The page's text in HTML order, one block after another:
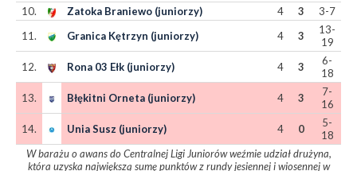
10.
Zatoka Braniewo (juniorzy) 4 3
3-7
11.
Granica Kętrzyn (juniorzy) 4 3
13-
19
12.
Rona 03 Ełk (juniorzy) 4 3
6-
18
13.
Błękitni Orneta (juniorzy) 4 3
7-
16
14.
Unia Susz (juniorzy) 4 0
5-
18
W barażu o awans do Centralnej Ligi Juniorów weźmie udział drużyna,
która uzyska największą sumę punktów z rundy jesiennej i wiosennej w